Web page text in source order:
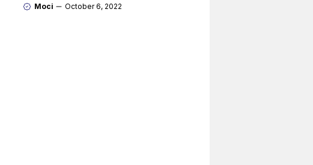
Moci October 6, 2022